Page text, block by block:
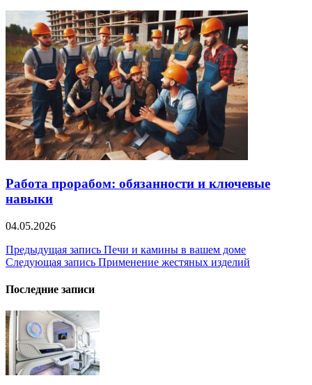
Работа прорабом: обязанности и ключевые
навыки
04.05.2026
Навигация
по
записям
Предыдущая запись Печи и камины в вашем доме
Следующая запись Применение жестяных изделий
Последние записи